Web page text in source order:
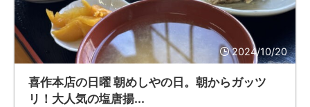
2024/10/20
喜作本店の日曜 朝めしやの日。朝からガッツ
リ！大人気の塩唐揚...